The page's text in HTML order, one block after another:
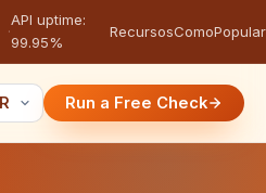
·
API uptime:
99.95%
RecursosComo
Run a Free Check